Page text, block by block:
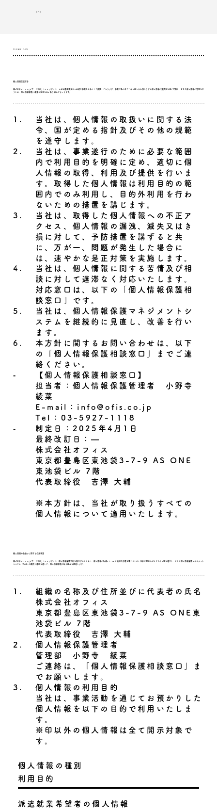
OFIS
PRIVACY PLICY
個人情報保護方針
株式会社オフィス(以下、「当社」といいます）は、人材派遣事業及び人材紹介事業を主軸として展開しております。事業活動の中でご本人様からお預かりする個人情報の重要性を強く認識し、安全な個人情報の管理を行
うため、個人情報保護に厳重な注意を払い取り組んでまいります。
1.
当社は、個人情報の取扱いに関する法
令、国が定める指針及びその他の規範
を遵守します。
2.
当社は、事業遂行のために必要な範囲
内で利用目的を明確に定め、適切に個
人情報の取得、利用及び提供を行いま
す。取得した個人情報は利用目的の範
囲内でのみ利用し、目的外利用を行わ
ないための措置を講じます。
3.
当社は、取得した個人情報への不正ア
クセス、個人情報の漏洩、滅失又はき
損に対して、予防措置を講ずると共
に、万が一、問題が発生した場合に
は、速やかな是正対策を実施します。
4.
当社は、個人情報に関する苦情及び相
談に対して遅滞なく対応いたします。
対応窓口は、以下の「個人情報保護相
談窓口」です。
5.
当社は、個人情報保護マネジメントシ
ステムを継続的に見直し、改善を行い
ます。
6.
本方針に関するお問い合わせは、以下
の「個人情報保護相談窓口」までご連
絡ください。
‐
【個人情報保護相談窓口】
担当者：個人情報保護管理者 小野寺
綾菜
E-mail： info@ofis.co.jp
Tel： 03-5927-1118
‐
制定日：2025年4月1日
最終改訂日：―
株式会社オフィス
東京都豊島区東池袋3-7-9 AS ONE
東池袋ビル 7階
代表取締役 吉澤 大輔
※本方針は、当社が取り扱うすべての
個人情報について適用いたします。
派遣就業希望者の個人情報
個人情報の種別
利用目的
個人情報の取扱いに関する公表事項
株式会社オフィス(以下、「当社」といいます）は、個人情報保護方針を策定するとともに、個人情報の取扱いについて適切な措置を講じるために法令や関連のガイドライン等を遵守し、そして個人情報保護マネジメント
システム（PMS）の構築と運用を通して、個人情報保護の取り組みを推進します。
1.
組織の名称及び住所並びに代表者の氏名
株式会社オフィス
東京都豊島区東池袋3-7-9 AS ONE東
池袋ビル 7階
代表取締役 吉澤 大輔
2.
個人情報保護管理者
管理部 小野寺 綾菜
ご連絡は、「個人情報保護相談窓口」ま
でお願いします。
3.
個人情報の利用目的
当社は、事業活動を通じてお預かりした
個人情報を以下の目的で利用いたしま
す。
※印以外の個人情報は全て開示対象で
す。